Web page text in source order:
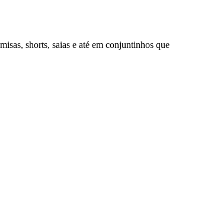
shorts, saias e até em conjuntinhos que